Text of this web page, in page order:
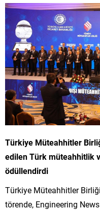
Türkiye Müteahhitler
edilen Türk müteahhitlik
ödüllendirdi
Türkiye Müteahhitler
törende, Engineering